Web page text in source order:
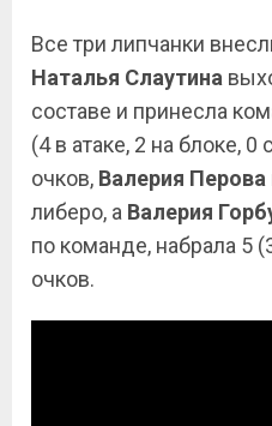
Все три липчанки
Наталья Слаутина
составе и принесла
(4 в атаке, 2 на блоке,
очков, Валерия Перова
либеро, а Валерия
по команде, набрала 5
очков.